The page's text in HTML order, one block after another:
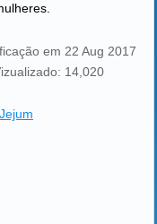
em 22 Aug 2017
14,020